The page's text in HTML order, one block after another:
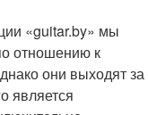
«guitar.by» мы
отношению к
они выходят за
является